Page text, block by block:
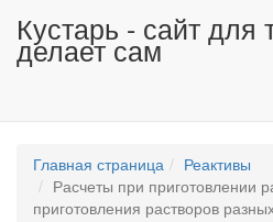
Кустарь - сайт для
делает сам
Главная страница
Реактивы
Расчеты при приготовлении
приготовления растворов